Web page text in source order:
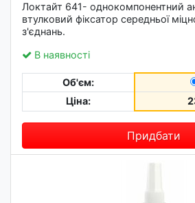
Локтайт 641- однокомпонентний
втулковий фіксатор середньої
з'єднань.
В наявності
Об'єм:
Ціна:
Придбати